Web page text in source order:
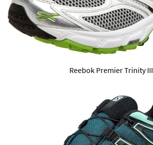
Reebok Premier Trinity III